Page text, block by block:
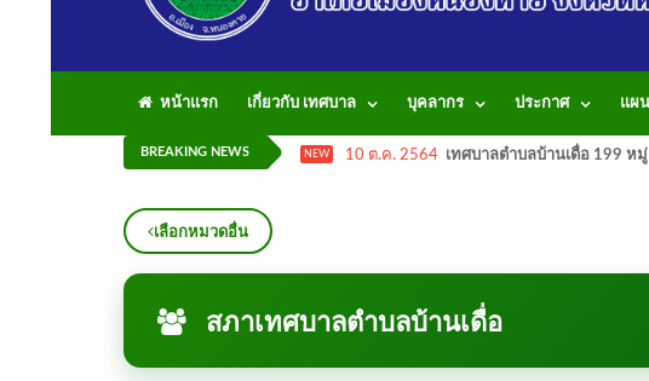
หน้าแรก เกี่ยวกับ เทศบาล บุคลากร ประกาศ แผ
BREAKING NEWS NEW 10 ต.ค. 2564 เทศบาลตำบลบ้านเดื่อ 199 ห
เลือกหมวดอื่น
สภาเทศบาลตำบลบ้านเดื่อ